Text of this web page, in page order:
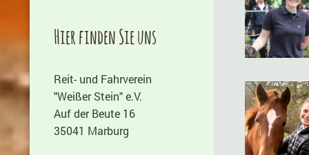
Hier finden Sie uns
Reit- und Fahrverein
"Weißer Stein" e.V.
Auf der Beute 16
35041 Marburg